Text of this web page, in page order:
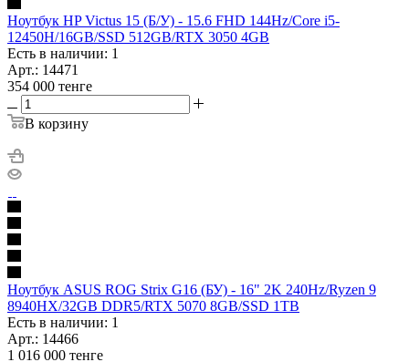
Ноутбук HP Victus 15 (Б/У) - 15.6 FHD 144Hz/Core i5-
12450H/16GB/SSD 512GB/RTX 3050 4GB
Есть в наличии: 1
Арт.: 14471
354 000 тенге
В корзину
Ноутбук ASUS ROG Strix G16 (БУ) - 16" 2K 240Hz/Ryzen 9
8940HX/32GB DDR5/RTX 5070 8GB/SSD 1TB
Есть в наличии: 1
Арт.: 14466
1 016 000 тенге